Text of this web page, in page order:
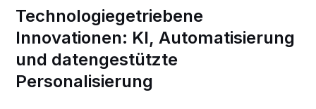
Technologiegetriebene
Innovationen: KI, Automatisierung
und datengestützte
Personalisierung